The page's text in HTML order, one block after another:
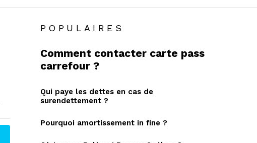
POPULAIRES
Comment contacter carte pass
carrefour ?
Qui paye les dettes en cas de
surendettement ?
Pourquoi amortissement in fine ?